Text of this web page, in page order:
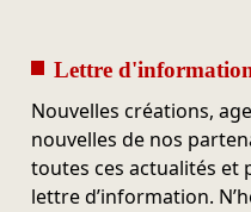
Lettre
Nouvelles créations,
nouvelles de nos
toutes ces actualités et
lettre d’information.